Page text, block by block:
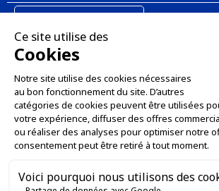
SITE E-COMMERCE
NOS AGENCES
MASSILLY CONSERVOR
entre 9h et 12h puis
entre 13h30 et 17h
Facebook
YouTubeLinkedIn